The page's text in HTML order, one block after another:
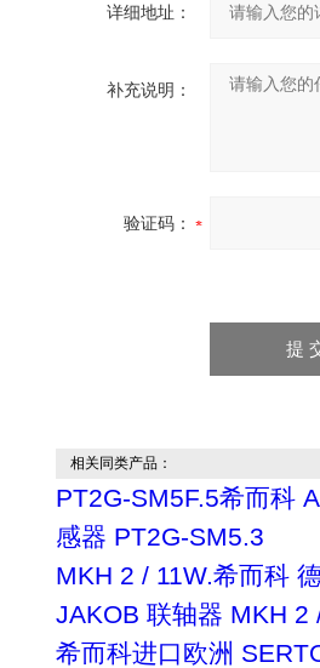
详细地址：
补充说明：
验证码：
相关同类产品：
PT2G-SM5F.5希而科
感器 PT2G-SM5.3
MKH 2 / 11W.希而科
JAKOB 联轴器 MKH 2
希而科进口欧洲